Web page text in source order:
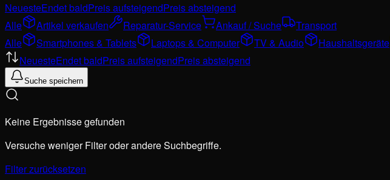
NeuesteEndet baldPreis aufsteigendPreis absteigend
Alle
Artikel verkaufen Reparatur-Service Ankauf / Suche
Transport
Alle
Smartphones & Tablets Laptops & Computer TV & Audio Haushaltsgeräte
NeuesteEndet baldPreis aufsteigendPreis absteigend
Suche speichern
Keine Ergebnisse gefunden
Versuche weniger Filter oder andere Suchbegriffe.
Filter zurücksetzen